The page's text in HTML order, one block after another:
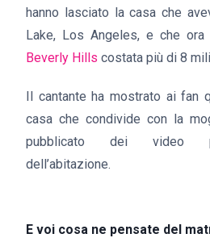
hanno lasciato la casa che
Lake, Los Angeles, e che ora
Beverly Hills costata più di 8
Il cantante ha mostrato ai fan
casa che condivide con la
pubblicato dei video
dell’abitazione.
E voi cosa ne pensate del